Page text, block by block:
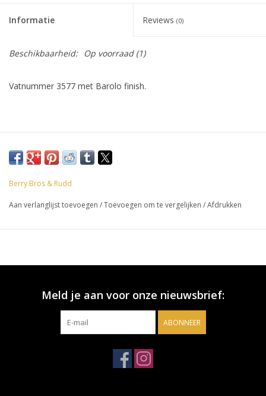
Informatie Reviews (0)
Beschikbaarheid: Op voorraad(1)
Vatnummer 3577 met Barolo finish.
Berry Bros & Rudd
Aan verlanglijst toevoegen /Toevoegen om te vergelijken /Afdrukken
Meld je aan voor onze nieuwsbrief:
ABONNEER